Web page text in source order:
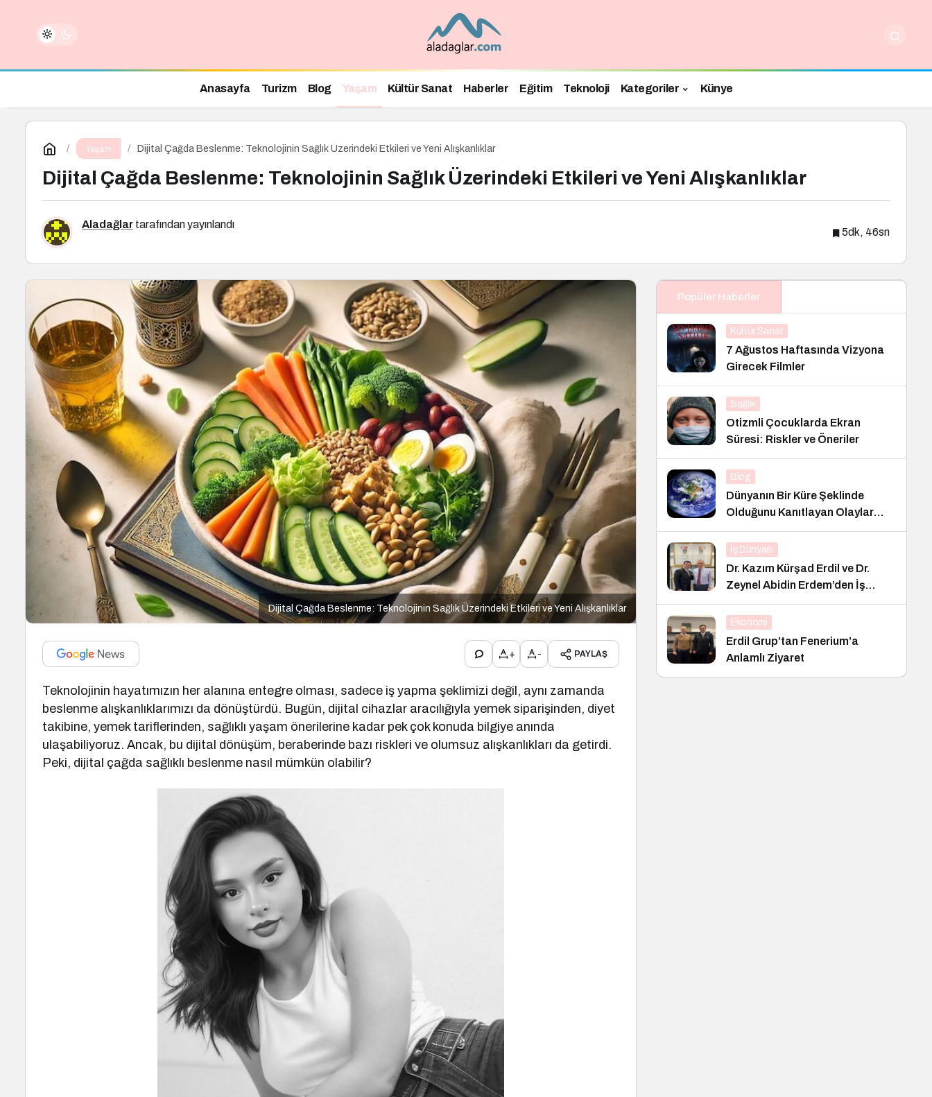
Anasayfa Turizm Blog Yaşam Kültür Sanat Haberler Eğitim Teknoloji Kategoriler Künye
Yaşam Dijital Çağda Beslenme: Teknolojinin Sağlık Üzerindeki Etkileri ve Yeni Alışkanlıklar
Dijital Çağda Beslenme: Teknolojinin Sağlık Üzerindeki Etkileri ve Yeni Alışkanlıklar
Aladağlar tarafından yayınlandı
5dk, 46sn
Dijital Çağda Beslenme: Teknolojinin Sağlık Üzerindeki Etkileri ve Yeni Alışkanlıklar
+ - PAYLAŞ
Teknolojinin hayatımızın her alanına entegre olması, sadece iş yapma şeklimizi değil, aynı zamanda
beslenme alışkanlıklarımızı da dönüştürdü. Bugün, dijital cihazlar aracılığıyla yemek siparişinden, diyet
takibine, yemek tariflerinden, sağlıklı yaşam önerilerine kadar pek çok konuda bilgiye anında
ulaşabiliyoruz. Ancak, bu dijital dönüşüm, beraberinde bazı riskleri ve olumsuz alışkanlıkları da getirdi.
Peki, dijital çağda sağlıklı beslenme nasıl mümkün olabilir?
Popüler Haberler
Kültür Sanat
7 Ağustos Haftasında Vizyona
Girecek Filmler
Sağlık
Otizmli Çocuklarda Ekran
Süresi: Riskler ve Öneriler
Blog
Dünyanın Bir Küre Şeklinde
Olduğunu Kanıtlayan Olaylar
Nedir?
İş Dünyası
Dr. Kazım Kürşad Erdil ve Dr.
Zeynel Abidin Erdem’den İş
Dünyası Buluşması
Ekonomi
Erdil Grup’tan Fenerium’a
Anlamlı Ziyaret